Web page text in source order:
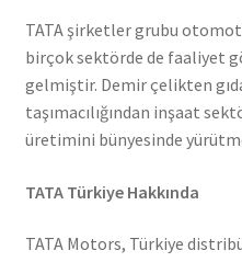
TATA şirketler grubu
birçok sektörde de faaliyet
gelmiştir. Demir çelikten
taşımacılığından inşaat
üretimini bünyesinde
TATA Türkiye Hakkında
TATA Motors, Türkiye